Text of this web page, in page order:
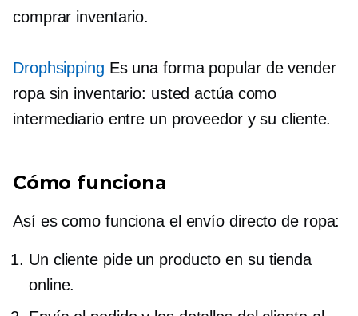
comprar inventario.
Drophsipping Es una forma popular de vender
ropa sin inventario: usted actúa como
intermediario entre un proveedor y su cliente.
Cómo funciona
Así es como funciona el envío directo de ropa:
Un cliente pide un producto en su tienda
online.